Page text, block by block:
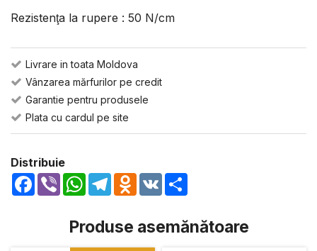
Rezistenţa la rupere : 50 N/cm
Livrare in toata Moldova
Vânzarea mărfurilor pe credit
Garantie pentru produsele
Plata cu cardul pe site
Distribuie
Facebook
Viber WhatsApp
TelegramOdnoklassniki
VK
Produse asemănătoare